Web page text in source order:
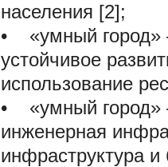
населения [2];
•
«умный город»
устойчивое
использование
•
«умный город»
инженерная
инфраструктура